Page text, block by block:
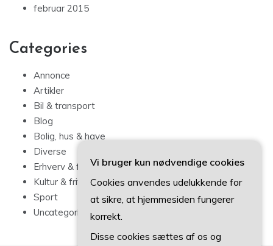
februar 2015
Categories
Annonce
Artikler
Bil & transport
Blog
Bolig, hus & have
Diverse
Erhverv & forbrug
Kultur & fritid
Sport
Uncategorized
Vi bruger kun nødvendige cookies
Cookies anvendes udelukkende for
at sikre, at hjemmesiden fungerer
korrekt.
Disse cookies sættes af os og